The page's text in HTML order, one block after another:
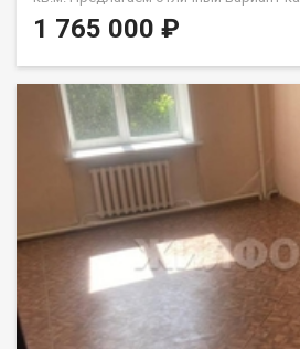
так и вариант для сдачи в аренду
Павловске). Аренду НЕ
батареи, на полу линолеум.
электричество. Канализация
детский сад, школа, автовокзал, вся
инфраструктура. Здание после
расчета- наличные, ипотека,
на квартиру в Барнауле. АГЕНТСТВО
ЖИЛФОНД * Официальный партнёр
(преференции от банка по ставке,
Оформление ипотеки- семейная
дома, IT-ипотека * Сопровождение
дома Вашей мечты- выбор
проекта, подбор земельного участка,
дома * Бронирование и
1 765 000 ₽